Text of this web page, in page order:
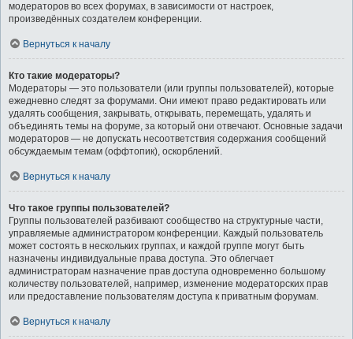
модераторов во всех форумах, в зависимости от настроек,
произведённых создателем конференции.
Вернуться к началу
Кто такие модераторы?
Модераторы — это пользователи (или группы пользователей), которые
ежедневно следят за форумами. Они имеют право редактировать или
удалять сообщения, закрывать, открывать, перемещать, удалять и
объединять темы на форуме, за который они отвечают. Основные задачи
модераторов — не допускать несоответствия содержания сообщений
обсуждаемым темам (оффтопик), оскорблений.
Вернуться к началу
Что такое группы пользователей?
Группы пользователей разбивают сообщество на структурные части,
управляемые администратором конференции. Каждый пользователь
может состоять в нескольких группах, и каждой группе могут быть
назначены индивидуальные права доступа. Это облегчает
администраторам назначение прав доступа одновременно большому
количеству пользователей, например, изменение модераторских прав
или предоставление пользователям доступа к приватным форумам.
Вернуться к началу